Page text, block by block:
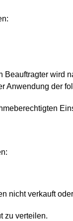
Beauftragter wird
Anwendung der
nicht verkauft
zu verteilen.